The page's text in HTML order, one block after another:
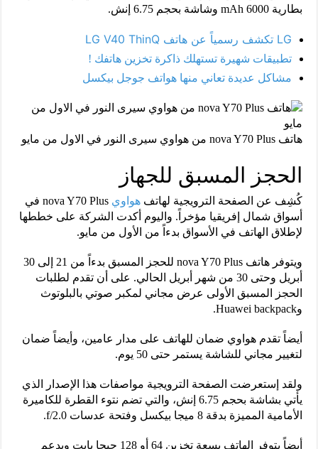
بطارية 6000 mAh وشاشة بحجم 6.75 إنش.
LG تكشف رسمياً عن هاتف LG V40 ThinQ
تطبيقات شهيرة تستهلك ذاكرة تخزين هاتفك !
مشاكل عديدة تعاني منها هواتف جوجل بيكسل
هاتف nova Y70 Plus من هواوي سيرى النور في الاول من مايو
الحجز المسبق للجهاز
كُشِف عن الصفحة الترويجية لهاتف هواوي
nova Y70 Plus في
أسواق شمال إفريقيا مؤخراً. واليوم أكدت الشركة على خططها
لإطلاق الهاتف في الأسواق بدءاً من الأول من مايو.
ويتوفر هاتف nova Y70 Plus للحجز المسبق بدءاً من 21 إلى 30
أبريل وحتى 30 من شهر أبريل الحالي. على أن تقدم لطلبات
الحجز المسبق الأولى عرض مجاني لمكبر صوتي بالبلوتوث
وHuawei backpack.
أيضاً تقدم هواوي ضمان للهاتف على مدار عامين، وأيضاً ضمان
لتغيير مجاني للشاشة يستمر حتى 50 يوم.
ولقد إستعرضت الصفحة الترويجية مواصفات هذا الإصدار الذي
يأتي بشاشة بحجم 6.75 إنش، والتي تضم نتوء القطرة للكاميرة
الأمامية المميزة بدقة 8 ميجا بيكسل وفتحة عدسات f/2.0.
أيضاً يتوفر الهاتف بسعة تخزين 64 أو 128 جيجا بايت ويدعم